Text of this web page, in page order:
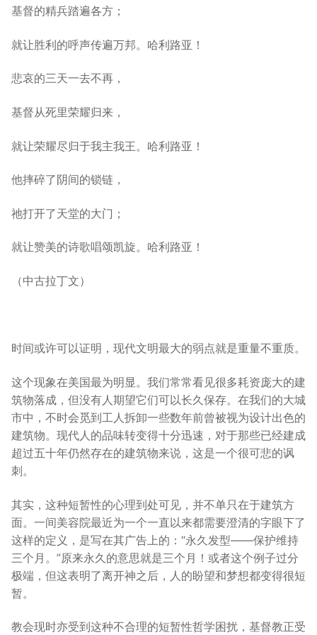
基督的精兵踏遍各方；
就让胜利的呼声传遍万邦。哈利路亚！
悲哀的三天一去不再，
基督从死里荣耀归来，
就让荣耀尽归于我主我王。哈利路亚！
他摔碎了阴间的锁链，
祂打开了天堂的大门；
就让赞美的诗歌唱颂凯旋。哈利路亚！
（中古拉丁文）
时间或许可以证明，现代文明最大的弱点就是重量不重质。
这个现象在美国最为明显。我们常常看见很多耗资庞大的建
筑物落成，但没有人期望它们可以长久保存。在我们的大城
市中，不时会觅到工人拆卸一些数年前曾被视为设计出色的
建筑物。现代人的品味转变得十分迅速，对于那些已经建成
超过五十年仍然存在的建筑物来说，这是一个很可悲的讽
刺。
其实，这种短暂性的心理到处可见，并不单只在于建筑方
面。一间美容院最近为一个一直以来都需要澄清的字眼下了
这样的定义，是写在其广告上的：“永久发型——保护维持
三个月。”原来永久的意思就是三个月！或者这个例子过分
极端，但这表明了离开神之后，人的盼望和梦想都变得很短
暂。
教会现时亦受到这种不合理的短暂性哲学困扰，基督教正受